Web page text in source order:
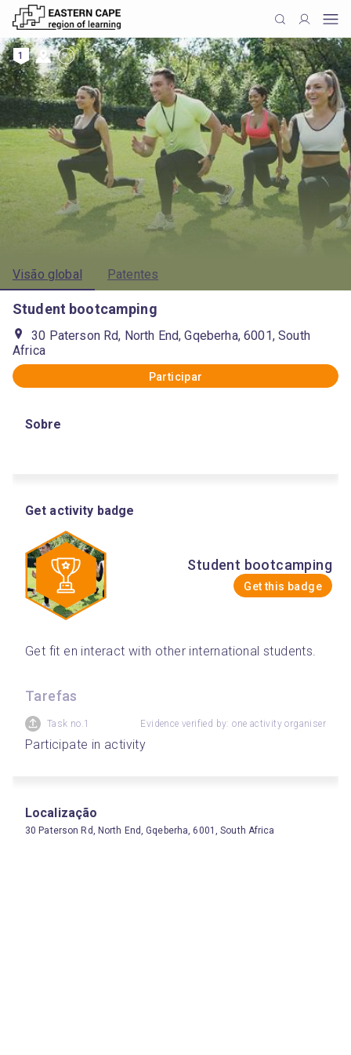
1
Visão global Patentes
Student bootcamping
30 Paterson Rd, North End, Gqeberha, 6001, South
Africa
Participar
Sobre
Get activity badge
Student bootcamping
Get this badge
Get fit en interact with other international students.
Tarefas
Task no.1 Evidence verified by: one activity organiser
Participate in activity
Localização
30 Paterson Rd, North End, Gqeberha, 6001, South Africa